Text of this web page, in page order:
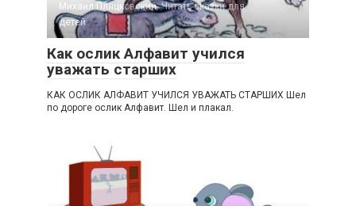
Михаил Пляцковский. Читать сказки для
детей.
Как ослик Алфавит учился
уважать старших
КАК ОСЛИК АЛФАВИТ УЧИЛСЯ УВАЖАТЬ СТАРШИХ Шел
по дороге ослик Алфавит. Шел и плакал.